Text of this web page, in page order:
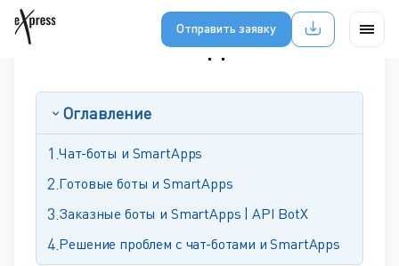
Отправить заявку
Боты и SmartApps
Оглавление
Чат-боты и SmartApps
Готовые боты и SmartApps
Заказные боты и SmartApps | API BotX
Решение проблем с чат-ботами и SmartApps